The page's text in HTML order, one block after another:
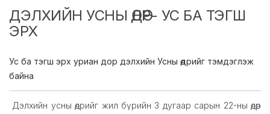
ДЭЛХИЙН УСНЫ ӨДӨР- УС БА ТЭГШ
ЭРХ
Ус ба тэгш эрх уриан дор дэлхийн Усны өдрийг тэмдэглэж
байна
Дэлхийн усны өдрийг жил бүрийн 3 дугаар сарын 22-ны өдөр